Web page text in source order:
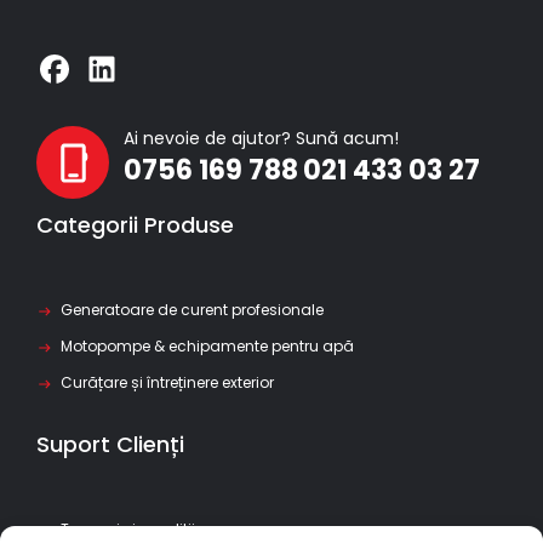
Ai nevoie de ajutor? Sună acum!
0756 169 788021 433 03 27
Categorii Produse
Generatoare de curent profesionale
Motopompe & echipamente pentru apă
Curățare și întreținere exterior
Suport Clienți
Termeni si conditii